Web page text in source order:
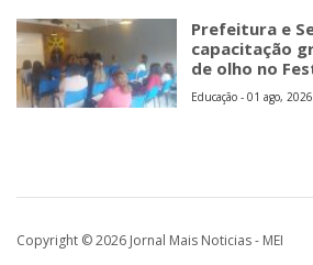
Prefeitura e
capacitação
de olho no
Educação - 01 ago, 2026
Copyright © 2026 Jornal Mais Noticias - MEI